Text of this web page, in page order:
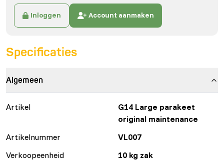
Inloggen Account aanmaken
Specificaties
Algemeen
Artikel
G14 Large parakeet
original maintenance
Artikelnummer
VL007
Verkoopeenheid
10 kg zak